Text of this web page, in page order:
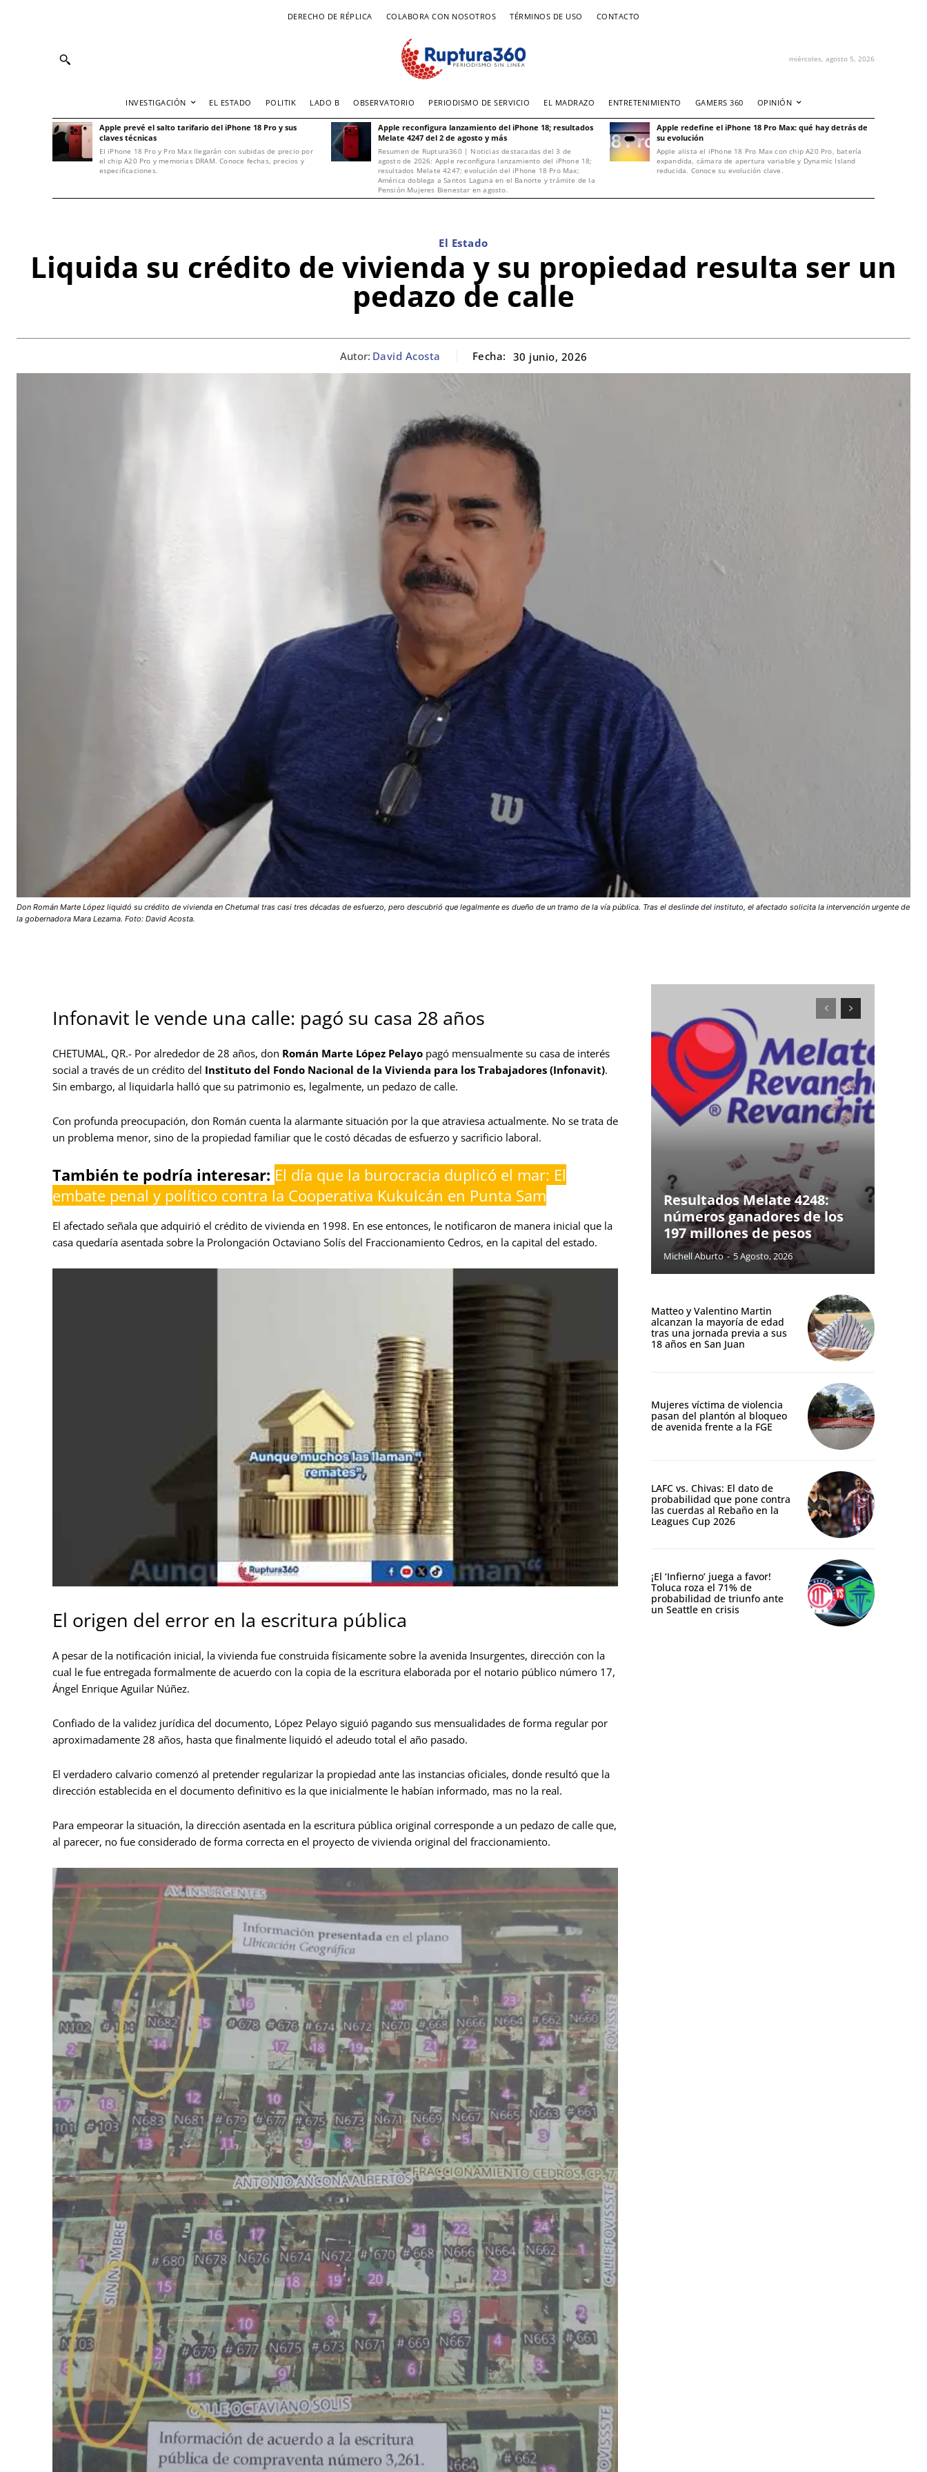
DERECHO DE RÉPLICA COLABORA CON NOSOTROS TÉRMINOS DE USO CONTACTO
miércoles, agosto 5, 2026
INVESTIGACIÓN EL ESTADO POLITIK LADO B OBSERVATORIO PERIODISMO DE SERVICIO EL MADRAZO ENTRETENIMIENTO GAMERS 360 OPINIÓN
Apple prevé el salto tarifario del iPhone 18 Pro y sus
claves técnicas
El iPhone 18 Pro y Pro Max llegarán con subidas de precio por
el chip A20 Pro y memorias DRAM. Conoce fechas, precios y
especificaciones.
Apple reconfigura lanzamiento del iPhone 18; resultados
Melate 4247 del 2 de agosto y más
Resumen de Ruptura360 | Noticias destacadas del 3 de
agosto de 2026: Apple reconfigura lanzamiento del iPhone 18;
resultados Melate 4247; evolución del iPhone 18 Pro Max;
América doblega a Santos Laguna en el Banorte y trámite de la
Pensión Mujeres Bienestar en agosto.
Apple redefine el iPhone 18 Pro Max: qué hay detrás de
su evolución
Apple alista el iPhone 18 Pro Max con chip A20 Pro, batería
expandida, cámara de apertura variable y Dynamic Island
reducida. Conoce su evolución clave.
El Estado
Liquida su crédito de vivienda y su propiedad resulta ser un
pedazo de calle
Autor: David Acosta Fecha: 30 junio, 2026
Don Román Marte López liquidó su crédito de vivienda en Chetumal tras casi tres décadas de esfuerzo, pero descubrió que legalmente es dueño de un tramo de la vía pública. Tras el deslinde del instituto, el afectado solicita la intervención urgente de
la gobernadora Mara Lezama. Foto: David Acosta.
Infonavit le vende una calle: pagó su casa 28 años
CHETUMAL, QR.- Por alrededor de 28 años, don Román Marte López Pelayo pagó mensualmente su casa de interés
social a través de un crédito del Instituto del Fondo Nacional de la Vivienda para los Trabajadores (Infonavit).
Sin embargo, al liquidarla halló que su patrimonio es, legalmente, un pedazo de calle.
Con profunda preocupación, don Román cuenta la alarmante situación por la que atraviesa actualmente. No se trata de
un problema menor, sino de la propiedad familiar que le costó décadas de esfuerzo y sacrificio laboral.
También te podría interesar: El día que la burocracia duplicó el mar: El
embate penal y político contra la Cooperativa Kukulcán en Punta Sam
El afectado señala que adquirió el crédito de vivienda en 1998. En ese entonces, le notificaron de manera inicial que la
casa quedaría asentada sobre la Prolongación Octaviano Solís del Fraccionamiento Cedros, en la capital del estado.
El origen del error en la escritura pública
A pesar de la notificación inicial, la vivienda fue construida físicamente sobre la avenida Insurgentes, dirección con la
cual le fue entregada formalmente de acuerdo con la copia de la escritura elaborada por el notario público número 17,
Ángel Enrique Aguilar Núñez.
Confiado de la validez jurídica del documento, López Pelayo siguió pagando sus mensualidades de forma regular por
aproximadamente 28 años, hasta que finalmente liquidó el adeudo total el año pasado.
El verdadero calvario comenzó al pretender regularizar la propiedad ante las instancias oficiales, donde resultó que la
dirección establecida en el documento definitivo es la que inicialmente le habían informado, mas no la real.
Para empeorar la situación, la dirección asentada en la escritura pública original corresponde a un pedazo de calle que,
al parecer, no fue considerado de forma correcta en el proyecto de vivienda original del fraccionamiento.
Resultados Melate 4248:
números ganadores de los
197 millones de pesos
Michell Aburto - 5 Agosto, 2026
Matteo y Valentino Martin
alcanzan la mayoría de edad
tras una jornada previa a sus
18 años en San Juan
Mujeres víctima de violencia
pasan del plantón al bloqueo
de avenida frente a la FGE
LAFC vs. Chivas: El dato de
probabilidad que pone contra
las cuerdas al Rebaño en la
Leagues Cup 2026
¡El ‘Infierno’ juega a favor!
Toluca roza el 71% de
probabilidad de triunfo ante
un Seattle en crisis